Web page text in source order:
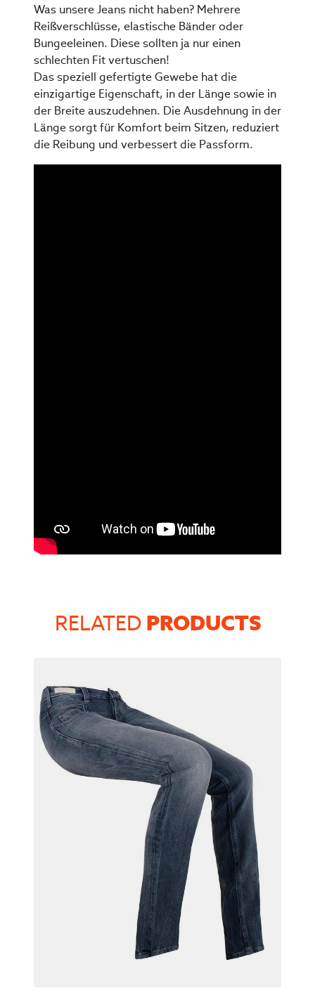
Was unsere Jeans nicht haben? Mehrere
Reißverschlüsse, elastische Bänder oder
Bungeeleinen. Diese sollten ja nur einen
schlechten Fit vertuschen!
Das speziell gefertigte Gewebe hat die
einzigartige Eigenschaft, in der Länge sowie in
der Breite auszudehnen. Die Ausdehnung in der
Länge sorgt für Komfort beim Sitzen, reduziert
die Reibung und verbessert die Passform.
RELATED PRODUCTS